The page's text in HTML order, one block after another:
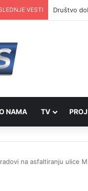
VESTI Društvo
NAMA TV
na asfaltiranju ulice